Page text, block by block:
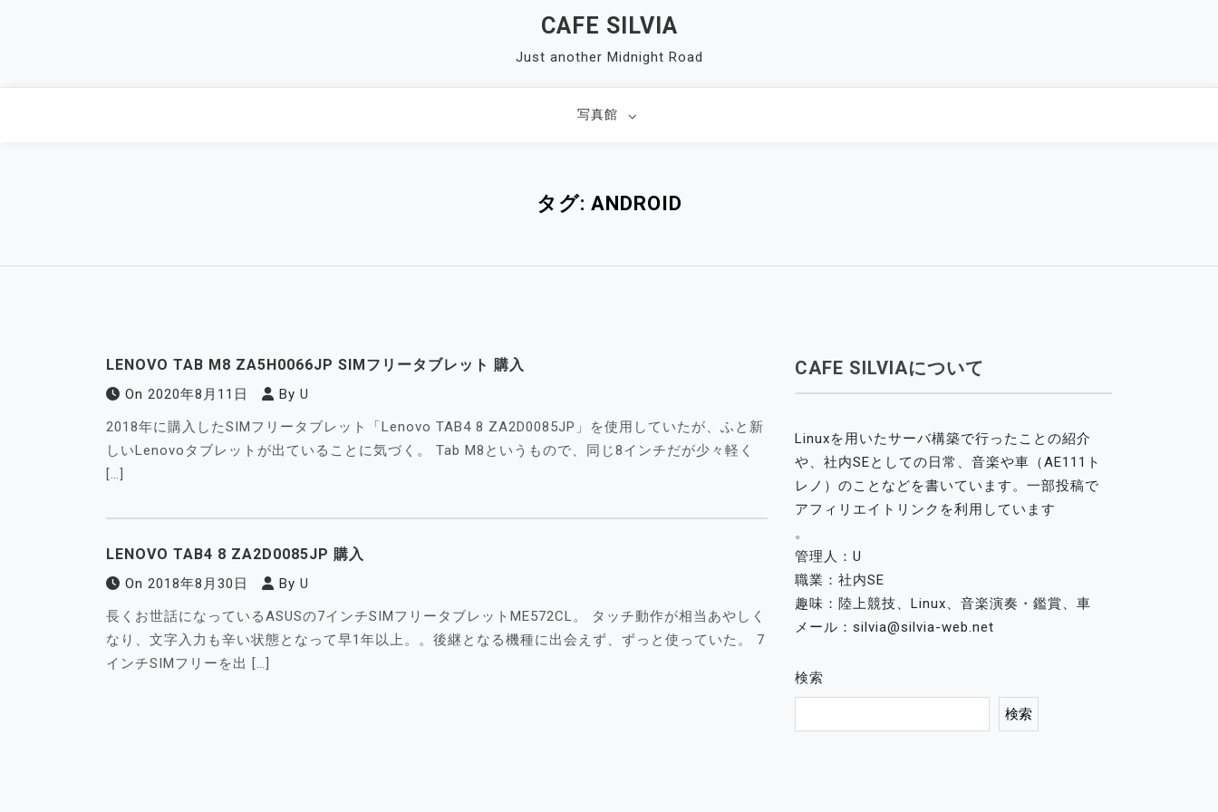
CAFE SILVIA
Just another Midnight Road
写真館
タグ: ANDROID
LENOVO TAB M8 ZA5H0066JP SIMフリータブレット 購入
On 2020年8月11日 By U
2018年に購入したSIMフリータブレット「Lenovo TAB4 8 ZA2D0085JP」を使用していたが、ふと新
しいLenovoタブレットが出ていることに気づく。 Tab M8というもので、同じ8インチだが少々軽く
[…]
LENOVO TAB4 8 ZA2D0085JP 購入
On 2018年8月30日 By U
長くお世話になっているASUSの7インチSIMフリータブレットME572CL。 タッチ動作が相当あやしく
なり、文字入力も辛い状態となって早1年以上。。後継となる機種に出会えず、ずっと使っていた。 7
インチSIMフリーを出 […]
CAFE SILVIAについて
Linuxを用いたサーバ構築で行ったことの紹介
や、社内SEとしての日常、音楽や車（AE111ト
レノ）のことなどを書いています。一部投稿で
アフィリエイトリンクを利用しています
。
管理人：U
職業：社内SE
趣味：陸上競技、Linux、音楽演奏・鑑賞、車
メール：silvia@silvia-web.net
検索
検索